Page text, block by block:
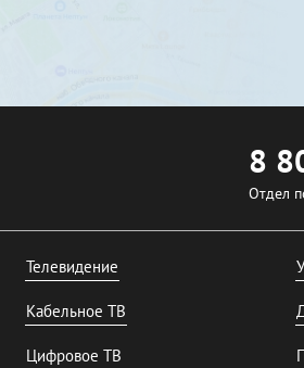
8
Отдел
Телевидение
Кабельное ТВ
Цифровое ТВ